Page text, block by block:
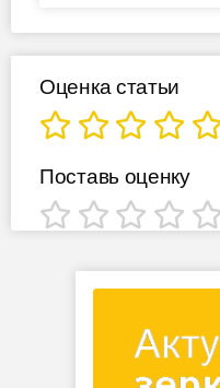
Оценка статьи
Поставь оценку